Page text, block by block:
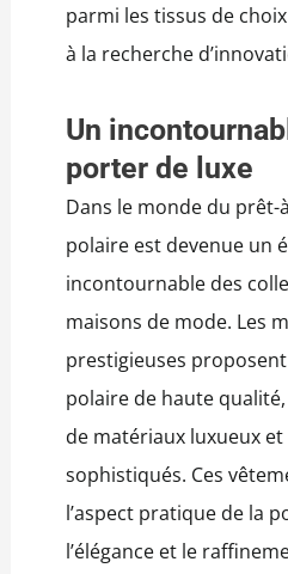
parmi les tissus de
à la recherche
Un
porter de luxe
Dans le monde du prêt-
polaire est devenue un
incontournable des
maisons de mode. Les
prestigieuses
polaire de haute
de matériaux luxueux
sophistiqués. Ces
l’aspect pratique de la
l’élégance et le